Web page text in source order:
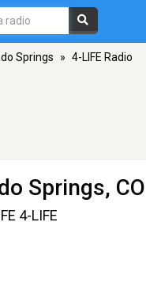
Springs » 4-LIFE Radio
Springs, CO
4-LIFE